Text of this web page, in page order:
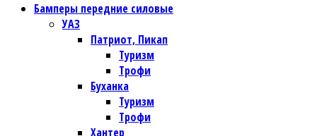
Бамперы передние силовые
УАЗ
Патриот, Пикап
Туризм
Трофи
Буханка
Туризм
Трофи
Хантер